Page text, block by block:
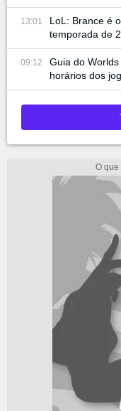
13:01
LoL: Brance é
temporada de
09:12
Guia do
horários dos